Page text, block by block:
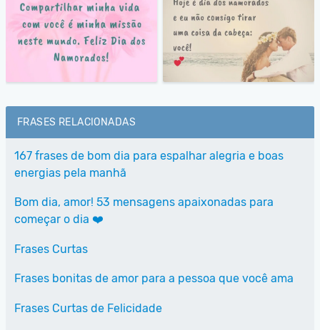
FRASES RELACIONADAS
167 frases de bom dia para espalhar alegria e boas
energias pela manhã
Bom dia, amor! 53 mensagens apaixonadas para
começar o dia ❤️
Frases Curtas
Frases bonitas de amor para a pessoa que você ama
Frases Curtas de Felicidade